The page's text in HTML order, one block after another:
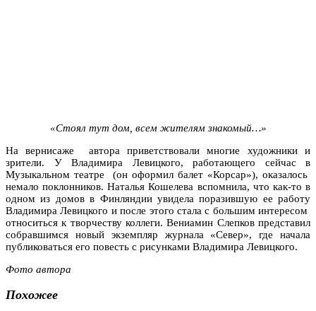
«Стоял тут дом, всем жителям знакомый…»
На вернисаже автора приветствовали многие художники и
зрители. У Владимира Левицкого, работающего сейчас в
Музыкальном театре (он оформил балет «Корсар»), оказалось
немало поклонников. Наталья Кошелева вспомнила, что как-то в
одном из домов в Финляндии увидела поразившую ее работу
Владимира Левицкого и после этого стала с большим интересом
относиться к творчеству коллеги. Вениамин Слепков представил
собравшимся новый экземпляр журнала «Север», где начала
публиковаться его повесть с рисунками Владимира Левицкого.
Фото автора
Похожее